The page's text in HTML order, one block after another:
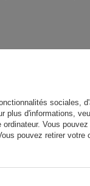
sociales,
plus d'informations,
Vous
pouvez retirer votre